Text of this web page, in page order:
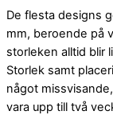
De flesta designs
mm, beroende på
storleken alltid blir
Storlek samt
något
vara upp till två